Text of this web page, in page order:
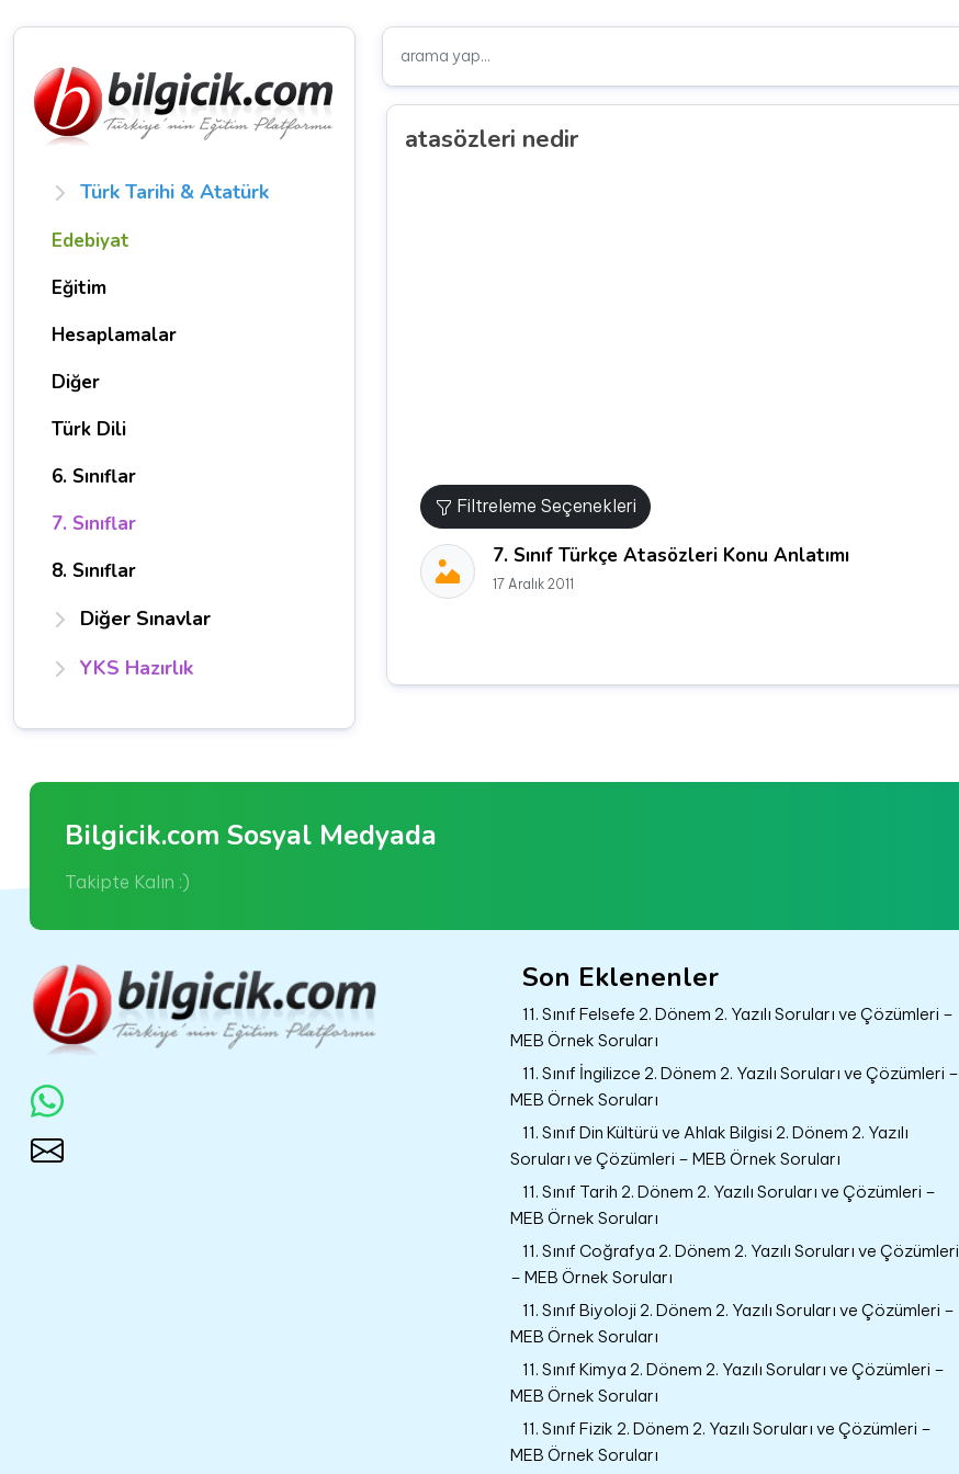
Türk Tarihi & Atatürk
Edebiyat
Eğitim
Hesaplamalar
Diğer
Türk Dili
6. Sınıflar
7. Sınıflar
8. Sınıflar
Diğer Sınavlar
YKS Hazırlık
atasözleri nedir
Filtreleme Seçenekleri
7. Sınıf Türkçe Atasözleri Konu Anlatımı
17 Aralık 2011
Bilgicik.com Sosyal Medyada
Takipte Kalın :)
Son Eklenenler
11. Sınıf Felsefe 2. Dönem 2. Yazılı Soruları ve Çözümleri –
MEB Örnek Soruları
11. Sınıf İngilizce 2. Dönem 2. Yazılı Soruları ve Çözümleri –
MEB Örnek Soruları
11. Sınıf Din Kültürü ve Ahlak Bilgisi 2. Dönem 2. Yazılı
Soruları ve Çözümleri – MEB Örnek Soruları
11. Sınıf Tarih 2. Dönem 2. Yazılı Soruları ve Çözümleri –
MEB Örnek Soruları
11. Sınıf Coğrafya 2. Dönem 2. Yazılı Soruları ve Çözümleri
– MEB Örnek Soruları
11. Sınıf Biyoloji 2. Dönem 2. Yazılı Soruları ve Çözümleri –
MEB Örnek Soruları
11. Sınıf Kimya 2. Dönem 2. Yazılı Soruları ve Çözümleri –
MEB Örnek Soruları
11. Sınıf Fizik 2. Dönem 2. Yazılı Soruları ve Çözümleri –
MEB Örnek Soruları